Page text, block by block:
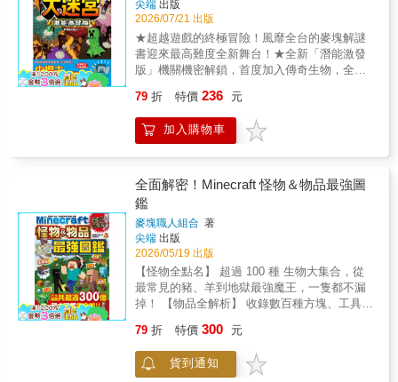
視線的方法 等，讓這本書同時具備解謎樂趣與
實用的遊戲指南功能。◎沉浸式冒險體驗： 書
中設計了血量與裝備耐久度的機制，讀者在解
謎過程中必須計算損耗，例如挖掘不同礦石會
消耗不同點數的鎬子耐久度，極具策略性 。
《Minecraft》的熱愛轉化為基礎素養的優質橋
樑。透過紙本閱讀與解謎，我們將遊戲中的邏
輯思考、空間觀察與資源規劃，具象化為實體
們在面對複雜問題時的專注力與解決能力。這
不只是一本遊戲周邊，更是一套能激發孩子主
動思考、寓教於樂的腦力訓練手冊。
與道具細節，同時加入大量趣味遊戲梗。讀者
不僅能在劇情中感受冒險的熱血，還能學習到
實用的製作教學和遊戲技巧，即使從未玩過
MINECRAFT，也能樂在其中！ 【第6集亮
點】 全新角色登場：超有個性的雞騎士、
豪爽建築師等，每位角色都充滿魅力！ 熱
砲的炸裂場面，戰鬥更加震撼！ 爆笑情節
不間斷：賭上信念的全力賽跑、天空之塔的破
壞行動，趣味橋段讓人捧腹大笑！ 第6集
是MINECRAFT迷還是新讀者，都能從中找到
屬於自己的樂趣與感動！
尖端 出版
2026/07/21 出版
★超越遊戲的終極冒險！風靡全台的麥塊解謎
書迎來最高難度全新舞台！★全新「潛能激發
版」機關機密解鎖，首度加入傳奇生物，全神
險，這次將迎來難度更高、機關更豐富的全新
舞台——《腦力大激盪！MINECRAFT大迷
宮：潛能激發版》！ 某天，史提夫和艾莉克斯
伴，艾莉克斯毅然踏入前所未見的神秘迷宮世
界。玩家必須發揮極致的邏輯思考力、全神貫
注地解開重重謎題，克服不可思議世界裡的機
關陷阱，才能成功追尋史提夫的腳步、擊碎幕
後黑手的幻象！ 本書將《Minecraft》的方塊世
界完美融入迷宮遊戲中。不論是低年級的麥塊
小玩家，還是喜歡挑戰高難度解謎的進階高
手，都能在邊玩邊學的過程中，全方位培養核
心邏輯與空間思維！ 全新亮點！本次「潛能激
發版」帶來的 3 大進化本次的「潛能激發版」
級：• 全面進化的全新生態域與世界觀 相較於
前作的基礎地形，本書收錄了更多近年重大更
79 折 特價 236 元
加入購物車
全面解密！Minecraft 怪物＆物品最強圖
鑑
麥塊職人組合 著
尖端 出版
2026/05/19 出版
【怪物全點名】 超過 100 種 生物大集合，從
最常見的豬、羊到地獄最強魔王，一隻都不漏
掉！ 【物品全解析】 收錄數百種方塊、工具與
盤」通通有！ 【超強資料庫】 同時收錄新版與
舊版內容，無論是傳說中的「殭屍馬」還是最
新的「旋風使者」總數超過300個圖鑑大集合！
79 折 特價 300 元
貨到通知